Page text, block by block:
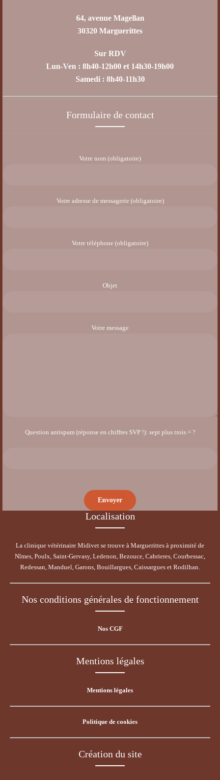
64, avenue Magellan
30320 Marguerittes
Sur RDV
Lun-Ven : 8h40-12h00 et 14h30-19h00
Samedi : 8h40-11h30
Formulaire de contact
Votre nom (obligatoire)
Votre adresse de messagerie (obligatoire)
Votre téléphone (obligatoire)
Objet
Votre message
Question antispam (réponse en chiffres SVP !): sept plus trois = ?
Localisation
La clinique vétérinaire Midivet se trouve à Marguerittes à proximité de
Nîmes, Poulx, Saint-Gervasy, Ledenon, Bezouce, Cabrieres, Courbessac,
Redessan, Manduel, Garons, Bouillargues, Caissargues et Rodilhan.
Nos conditions générales de fonctionnement
Nos CGF
Mentions légales
Mentions légales
Politique de cookies
Création du site